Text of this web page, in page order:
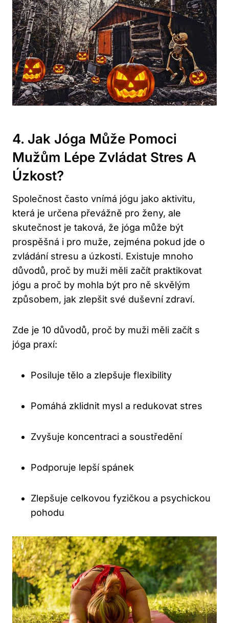
4. Jak Jóga Může Pomoci
Mužům Lépe Zvládat Stres A
Úzkost?
Společnost často vnímá jógu jako aktivitu,
která je určena převážně pro ženy, ale
skutečnost je taková, že jóga může být
prospěšná i pro muže, zejména pokud jde o
zvládání stresu a úzkosti. Existuje mnoho
důvodů, proč by muži měli začít praktikovat
jógu a proč by mohla být pro ně skvělým
způsobem, jak zlepšit své duševní zdraví.
Zde je 10 důvodů, proč by muži měli začít s
jóga praxí:
Posiluje tělo a zlepšuje flexibility
Pomáhá zklidnit mysl a redukovat stres
Zvyšuje koncentraci a soustředění
Podporuje lepší spánek
Zlepšuje celkovou fyzičkou a psychickou
pohodu